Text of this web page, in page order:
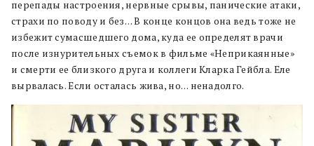
перепады настроения, нервные срывы, панические атаки,
страхи по поводу и без… В конце концов она ведь тоже не
избежит сумасшедшего дома, куда ее определят врачи
после изнурительных съемок в фильме «Неприкаянные»
и смерти ее близкого друга и коллеги Кларка Гейбла. Еле
вырвалась. Если осталась жива, но… ненадолго.